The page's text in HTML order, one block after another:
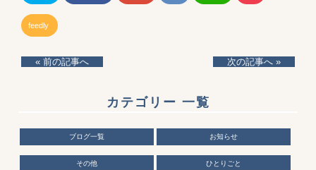
feedly
« 前の記事へ 次の記事へ »
カテゴリー 一覧
ブログ一覧 お知らせ
その他 ひとりごと